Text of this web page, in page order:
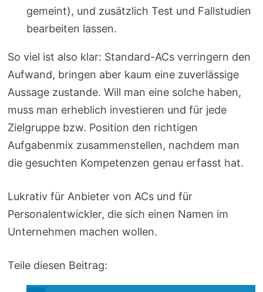
gemeint), und zusätzlich Test und Fallstudien
bearbeiten lassen.
So viel ist also klar: Standard-ACs verringern den
Aufwand, bringen aber kaum eine zuverlässige
Aussage zustande. Will man eine solche haben,
muss man erheblich investieren und für jede
Zielgruppe bzw. Position den richtigen
Aufgabenmix zusammenstellen, nachdem man
die gesuchten Kompetenzen genau erfasst hat.
Lukrativ für Anbieter von ACs und für
Personalentwickler, die sich einen Namen im
Unternehmen machen wollen.
Teile diesen Beitrag: